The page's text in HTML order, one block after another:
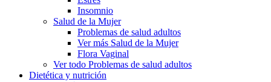
Insomnio
Salud de la Mujer
Problemas de salud adultos
Ver más Salud de la Mujer
Flora Vaginal
Ver todo Problemas de salud adultos
Dietética y nutrición